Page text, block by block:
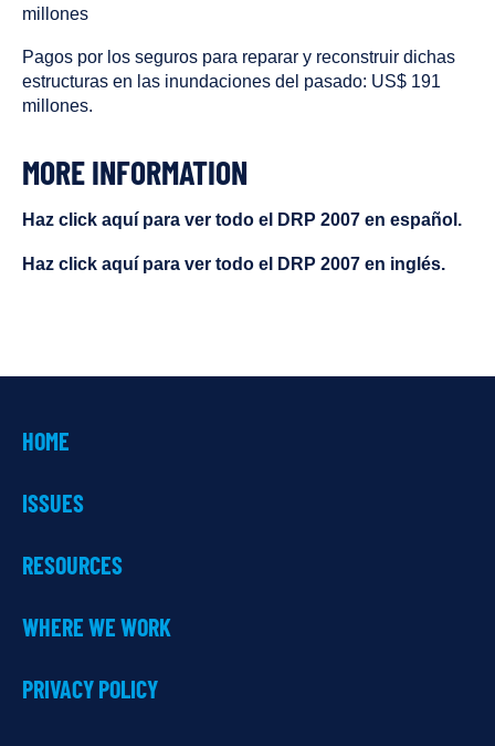
millones
Pagos por los seguros para reparar y reconstruir dichas
estructuras en las inundaciones del pasado: US$ 191
millones.
MORE INFORMATION
Haz click aquí para ver todo el DRP 2007 en español.
Haz click aquí para ver todo el DRP 2007 en inglés.
HOME
ISSUES
RESOURCES
WHERE WE WORK
PRIVACY POLICY